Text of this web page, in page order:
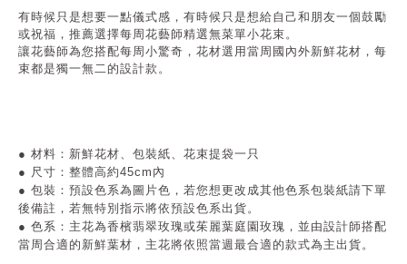
有時候只是想要一點儀式感，有時候只是想給自己和朋友一個鼓勵
或祝福，推薦選擇每周花藝師精選無菜單小花束。
讓花藝師為您搭配每周小驚奇，花材選用當周國內外新鮮花材，每
束都是獨一無二的設計款。
● 材料：新鮮花材、包裝紙、花束提袋一只
● 尺寸 ：整體高約45cm內
● 包裝 ：預設色系為圖片色，若您想更改成其他色系包裝紙請下單
後備註，若無特別指示將依預設色系出貨。
● 色系 ：主花為香檳翡翠玫瑰或茱麗葉庭園玫瑰，並由設計師搭配
當周合適的新鮮葉材，主花將依照當週最合適的款式為主出貨。